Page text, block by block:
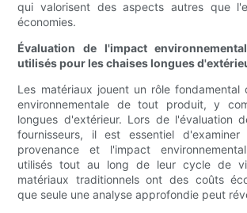
qui valorisent des aspects autres que
économies.
Évaluation de l'impact
utilisés pour les chaises longues
Les matériaux jouent un rôle fondamental
environnementale de tout produit, y
longues d'extérieur. Lors de l'évaluation
fournisseurs, il est essentiel d'examiner
provenance et l'impact
utilisés tout au long de leur cycle de
matériaux traditionnels ont des coûts
que seule une analyse approfondie peut